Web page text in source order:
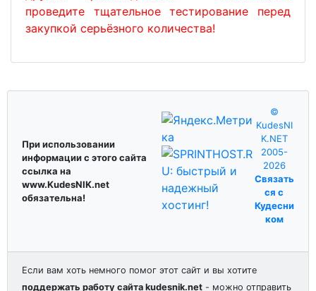
проведите тщательное тестирование перед
закупкой серьёзного количества!
При использовании
информации с этого сайта
ссылка на
www.KudesNIK.net
обязательна!
©
KudesNI
K.NET
2005-
2026
Связать
ся с
Кудесни
ком
Если вам хоть немного помог этот сайт и вы хотите
поддержать работу сайта kudesnik.net - можно отправить